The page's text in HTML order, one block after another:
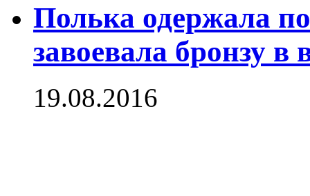
Полька одержала
завоевала бронзу в
19.08.2016